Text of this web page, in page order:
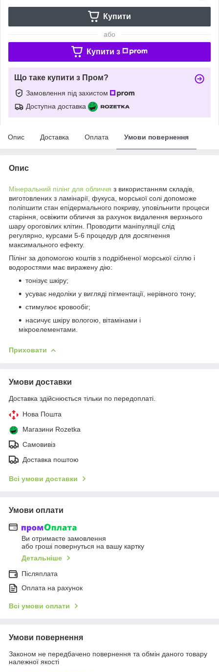
Купити
або
Купити з
Що таке купити з Пром?
Замовлення під захистом
Доступна доставка
Опис Доставка Оплата Умови повернення
Опис
Мінеральний пілінг для обличчя з використанням складів,
виготовлених з ламінарії, фукуса, морської солі допоможе
поліпшити стан епідермального покриву, уповільнити процеси
старіння, освіжити обличчя за рахунок видалення верхнього
шару ороговілих клітин. Проводити маніпуляції слід
регулярно, курсами 5-6 процедур для досягнення
максимального ефекту.
Пілінг за допомогою коштів з подрібненої морської сіллю і
водоростями має виражену дію:
тонізує шкіру;
усуває недоліки у вигляді пігментації, нерівного тону;
стимулює кровообіг;
насичує шкіру вологою, вітамінами і
мікроелементами.
Приховати
Умови доставки
Доставка здійснюється тільки по передоплаті.
Нова Пошта
Магазини Rozetka
Самовивіз
Доставка поштою
Всі умови доставки
Умови оплати
Ви отримаєте замовлення
або гроші повернуться на вашу картку
Детальніше
Післяплата
Оплата на рахунок
Всі умови оплати
Умови повернення
Законом не передбачено повернення та обмін даного товару
належної якості